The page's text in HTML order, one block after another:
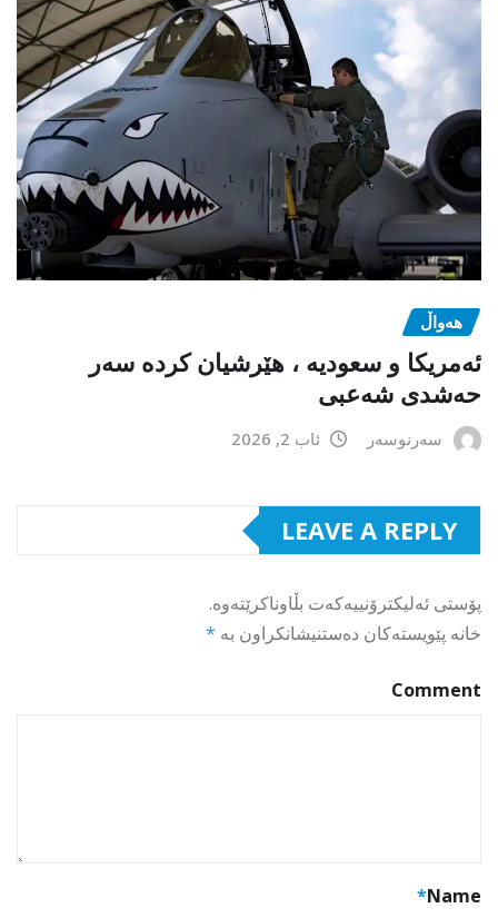
هەواڵ
ئەمریکا و سعودیە ، هێرشیان کردە سەر
حەشدی شەعبی
سەرنوسەر ئاب 2, 2026
LEAVE A REPLY
پۆستی ئەلیکترۆنییەکەت بڵاوناکرێتەوە.
خانە پێویستەکان دەستنیشانکراون بە *
Comment
Name
*